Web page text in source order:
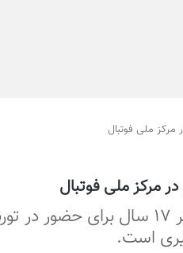
مرکز ملی فوتبال
مرکز ملی فوتبال
تمرینات تیم ملی فوتبال دختران زیر 17
است.